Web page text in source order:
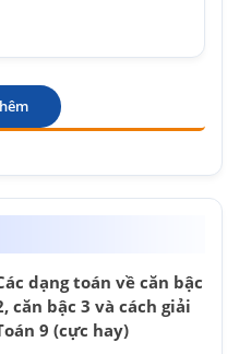
dạng toán về căn bậc
căn bậc 3 và cách giải
9 (cực hay)